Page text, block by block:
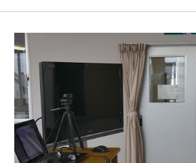
が、 本校のAO入学試験エントリー期
が・・・